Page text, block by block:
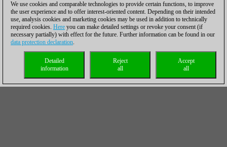
We use cookies and comparable technologies to provide certain functions, to improve
the user experience and to offer interest-oriented content. Depending on their intended
use, analysis cookies and marketing cookies may be used in addition to technically
required cookies. Here you can make detailed settings or revoke your consent (if
necessary partially) with effect for the future. Further information can be found in our
data protection declaration.
Accept
all
Reject
all
Detailed
information